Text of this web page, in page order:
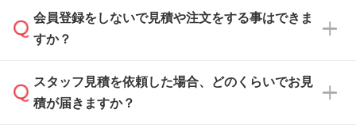
会員登録をしないで見積や注文をする事はできま
すか？
可能です。見積・注文フォームにて『ゲストの
まま進む』ボタンからお進みのうえ、ご依頼く
スタッフ見積を依頼した場合、どのくらいでお見
積が届きますか？